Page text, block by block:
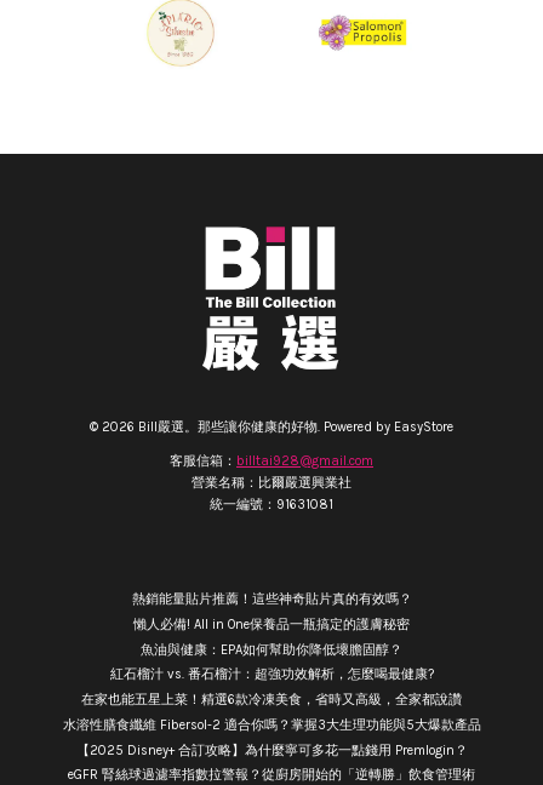
© 2026 Bill嚴選。那些讓你健康的好物. Powered by EasyStore
客服信箱： billtai928@gmail.com
營業名稱：比爾嚴選興業社
統一編號：91631081
熱銷能量貼片推薦！這些神奇貼片真的有效嗎？
懶人必備! All in One保養品一瓶搞定的護膚秘密
魚油與健康：EPA如何幫助你降低壞膽固醇？
紅石榴汁 vs. 番石榴汁：超強功效解析，怎麼喝最健康?
在家也能五星上菜！精選6款冷凍美食，省時又高級，全家都說讚
水溶性膳食纖維 Fibersol-2 適合你嗎？掌握3大生理功能與5大爆款產品
【2025 Disney+ 合訂攻略】為什麼寧可多花一點錢用 Premlogin？
eGFR 腎絲球過濾率指數拉警報？從廚房開始的「逆轉勝」飲食管理術